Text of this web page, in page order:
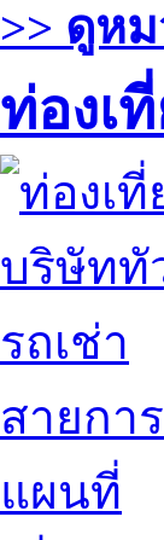
>> ดูห
ท่องเ
บริษัททั
รถเช่า
สายกา
แผนที่